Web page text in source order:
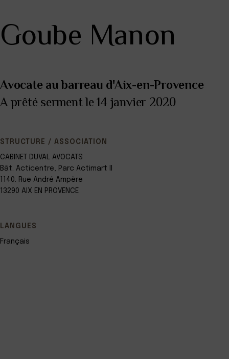
Goube Manon
Avocate au barreau d'Aix-en-Provence
A prêté serment le 14 janvier 2020
STRUCTURE / ASSOCIATION
CABINET DUVAL AVOCATS
Bât. Acticentre, Parc Actimart II
1140. Rue André Ampère
13290 AIX EN PROVENCE
LANGUES
Français